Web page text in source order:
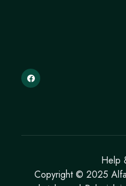
Copyright © 2025
Help